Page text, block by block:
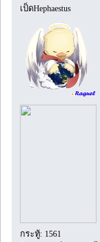
เป็ดHephaestus
กระทู้: 1561